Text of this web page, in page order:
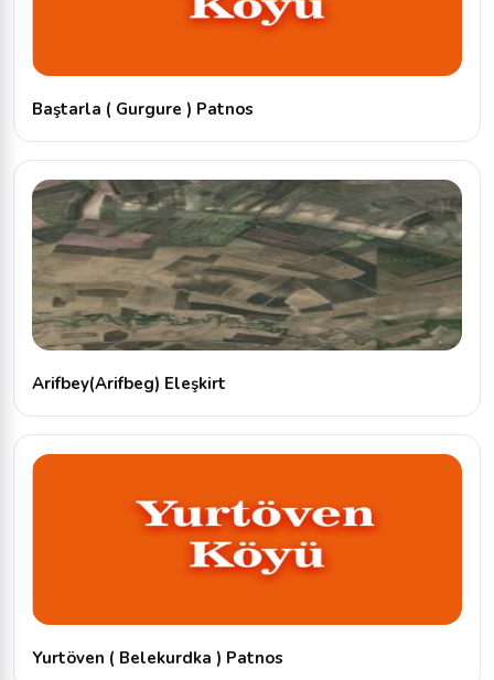
Baştarla ( Gurgure ) Patnos
Arifbey(Arifbeg) Eleşkirt
Yurtöven ( Belekurdka ) Patnos